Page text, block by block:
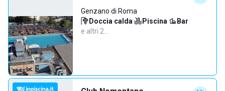
Genzano di Roma
Doccia calda· Piscina· Bar·
e altri 2…